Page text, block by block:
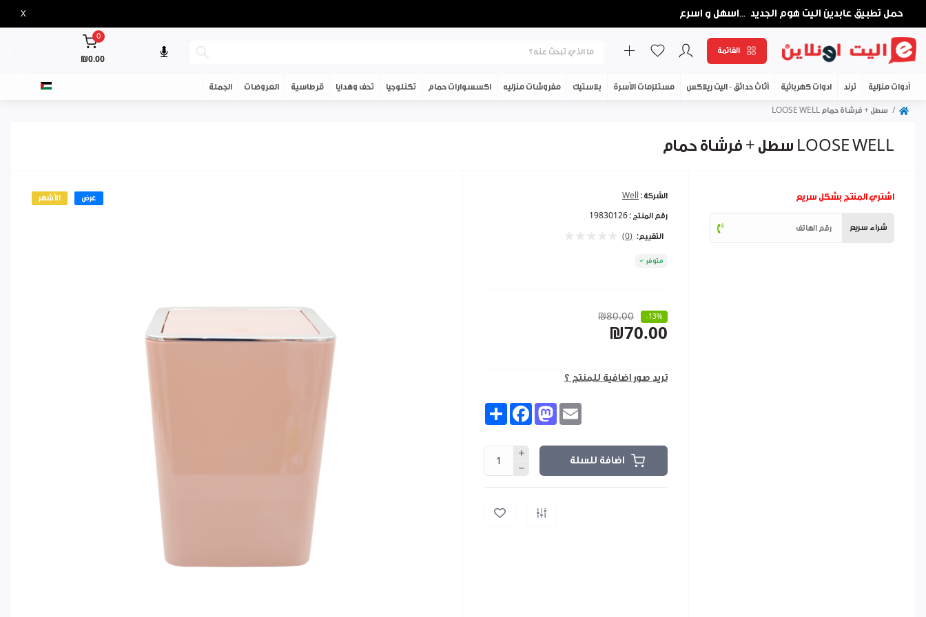
حمل تطبيق عابدين اليت هوم الجديد ...اسهل و اسرع X
القائمة
0
₪0.00
أدوات منزلية ترند ادوات كهربائية أثاث حدائق - اليت ريلاكس مستلزمات الأسرة بلاستيك مفروشات منزليه اكسسوارات حمام تكنلوجيا تحف وهدايا قرطاسية العروضات الجملة
سطل + فرشاة حمام LOOSE WELL
سطل + فرشاة حمام LOOSE WELL
الأشهر عرض الشركة : Well
رقم المنتج : 19830126
التقييم: (0)
متوفر
₪80.00 -13%
₪70.00
تريد صور اضافية للمنتج ؟
Share FacebookMastodon
اضافة للسلة
اشتري المنتج بشكل سريع
شراء سريع